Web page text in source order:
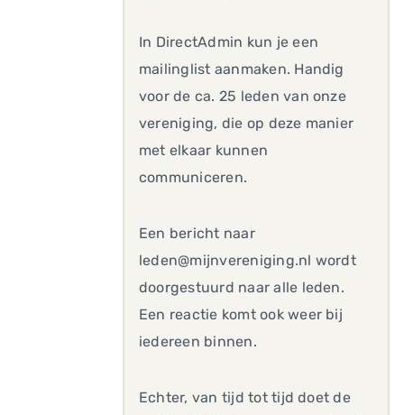
In DirectAdmin kun je een
mailinglist aanmaken. Handig
voor de ca. 25 leden van onze
vereniging, die op deze manier
met elkaar kunnen
communiceren.
Een bericht naar
leden@mijnvereniging.nl wordt
doorgestuurd naar alle leden.
Een reactie komt ook weer bij
iedereen binnen.
Echter, van tijd tot tijd doet de